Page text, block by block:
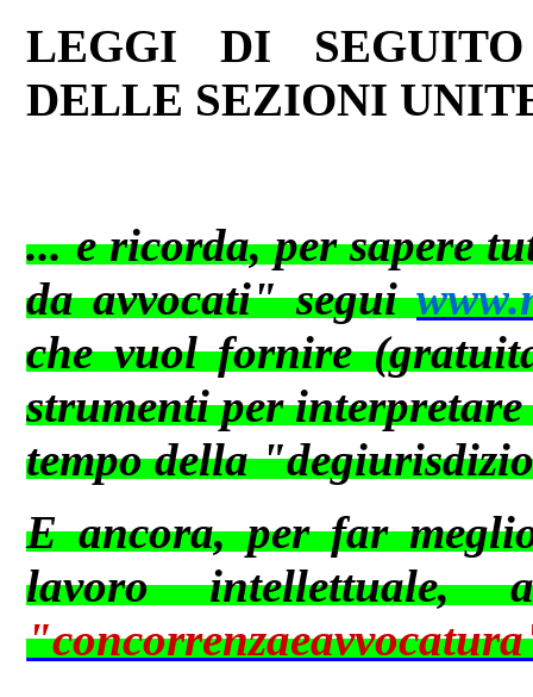
LEGGI DI
DELLE SEZIONI
... e ricorda, per sapere
da avvocati" segui
che vuol fornire
strumenti per
tempo della
E ancora, per far
lavoro intellettuale,